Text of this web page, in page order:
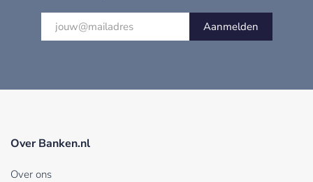
Aanmelden
Over Banken.nl
Over ons